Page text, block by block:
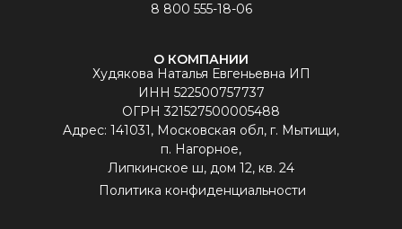
8 800 555-18-06
Политика конфиденциальности
Худякова Наталья Евгеньевна ИП
ИНН 522500757737
ОГРН 321527500005488
Aдрес: 141031, Московская обл, г. Мытищи,
п. Нагорное,
Липкинское ш, дом 12, кв. 24
О КОМПАНИИ